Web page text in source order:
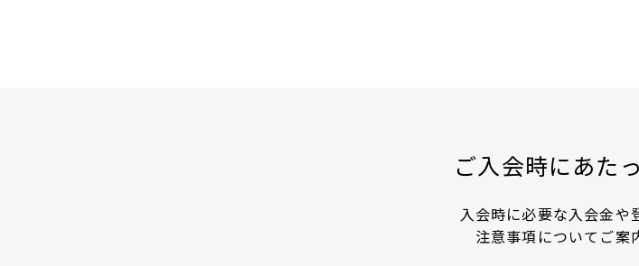
入会時には以下の料
ご入会時にあた
入会時に必要な入会金や
注意事項についてご案